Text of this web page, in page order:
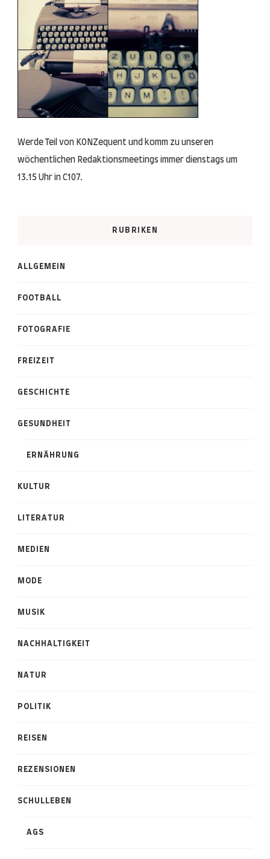
Werde Teil von KONZequent und komm zu unseren
wöchentlichen Redaktionsmeetings immer dienstags um
13.15 Uhr in C107.
RUBRIKEN
ALLGEMEIN
FOOTBALL
FOTOGRAFIE
FREIZEIT
GESCHICHTE
GESUNDHEIT
ERNÄHRUNG
KULTUR
LITERATUR
MEDIEN
MODE
MUSIK
NACHHALTIGKEIT
NATUR
POLITIK
REISEN
REZENSIONEN
SCHULLEBEN
AGS